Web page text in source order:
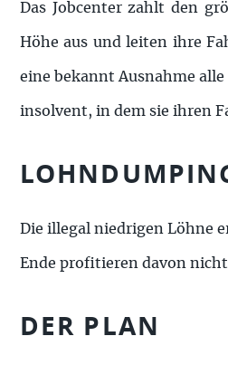
Das Jobcenter zahlt den
Höhe aus und leiten ihre
eine bekannt Ausnahme
insolvent, in dem sie ihren
Die illegal niedrigen Löhne
Ende profitieren davon
DER PLAN